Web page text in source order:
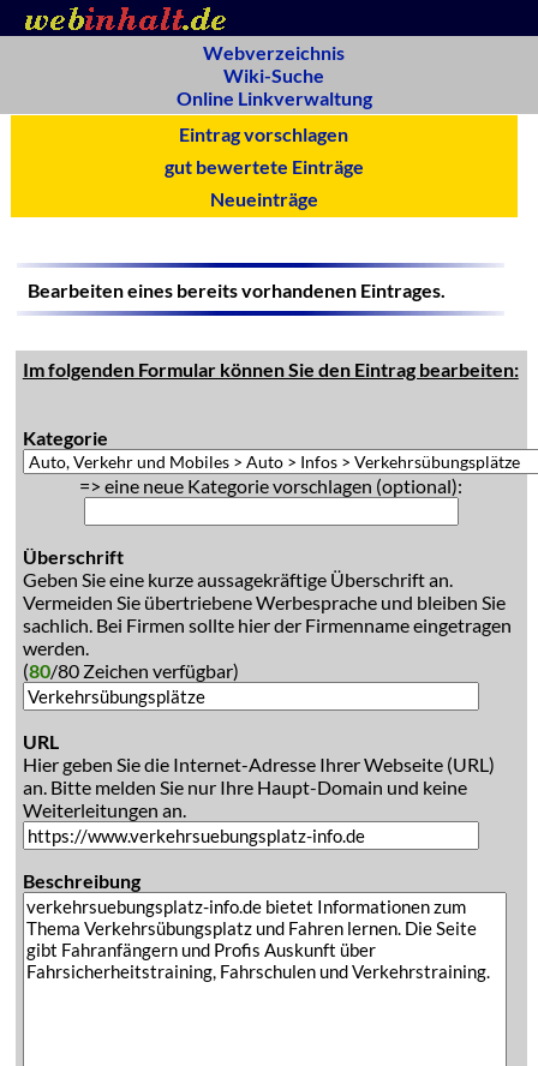
Webverzeichnis
Wiki-Suche
Online Linkverwaltung
Eintrag vorschlagen
gut bewertete Einträge
Neueinträge
Bearbeiten eines bereits vorhandenen Eintrages.
Im folgenden Formular können Sie den Eintrag bearbeiten:
Kategorie
=> eine neue Kategorie vorschlagen (optional):
Überschrift
Geben Sie eine kurze aussagekräftige Überschrift an.
Vermeiden Sie übertriebene Werbesprache und bleiben Sie
sachlich. Bei Firmen sollte hier der Firmenname eingetragen
werden.
(80/80 Zeichen verfügbar)
URL
Hier geben Sie die Internet-Adresse Ihrer Webseite (URL)
an. Bitte melden Sie nur Ihre Haupt-Domain und keine
Weiterleitungen an.
Beschreibung